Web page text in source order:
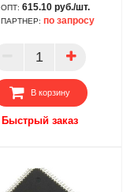
ОПТ: 615.10 руб./шт.
ПАРТНЕР
ПАРТНЕР: по запросу
В корзину
Быстрый заказ